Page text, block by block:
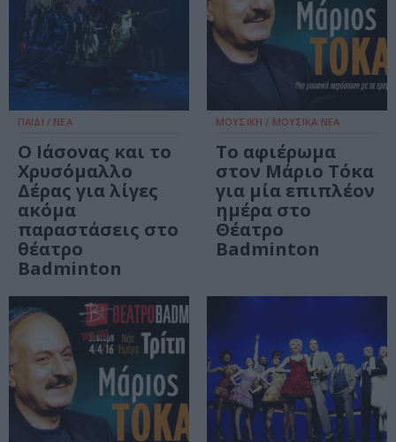
ΠΑΙΔΙ / ΝΕΑ
​Ο Ιάσονας και το
Χρυσόμαλλο
Δέρας για λίγες
ακόμα
παραστάσεις στο
θέατρο
Badminton
ΜΟΥΣΙΚΗ / ΜΟΥΣΙΚΑ ΝΕΑ
Το αφιέρωμα
στον Μάριο Τόκα
για μία επιπλέον
ημέρα στο
Θέατρο
Badminton